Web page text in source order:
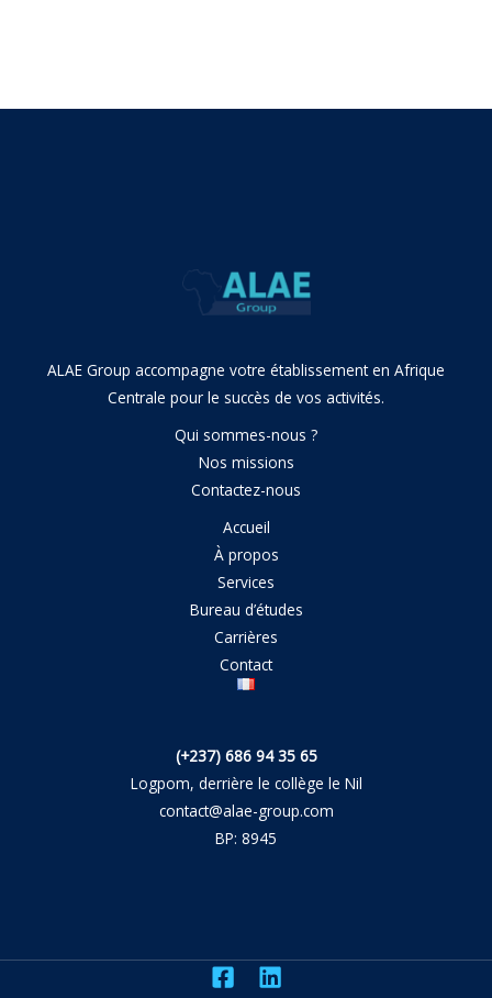
ALAE Group accompagne votre établissement en Afrique
Centrale pour le succès de vos activités.
Qui sommes-nous ?
Nos missions
Contactez-nous
Accueil
À propos
Services
Bureau d’études
Carrières
Contact
(+237) 686 94 35 65
Logpom, derrière le collège le Nil
contact@alae-group.com
BP: 8945